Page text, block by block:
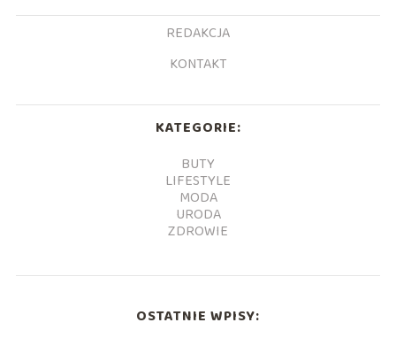
REDAKCJA
KONTAKT
KATEGORIE:
BUTY
LIFESTYLE
MODA
URODA
ZDROWIE
OSTATNIE WPISY: